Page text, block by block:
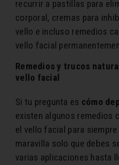
recurrir a pastillas para
corporal, cremas para
vello e incluso remedios
vello facial
Remedios y trucos
vello facial
Si tu pregunta es cómo
existen algunos remedios
el vello facial para
maravilla solo que debes
varias aplicaciones hasta